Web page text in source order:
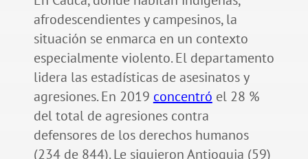
afrodescendientes y campesinos, la
situación se enmarca en un contexto
especialmente violento. El departamento
lidera las estadísticas de asesinatos y
agresiones. En 2019 concentró el 28 %
del total de agresiones contra
defensores de los derechos humanos
(234 de 844). Le siguieron Antioquia (59)